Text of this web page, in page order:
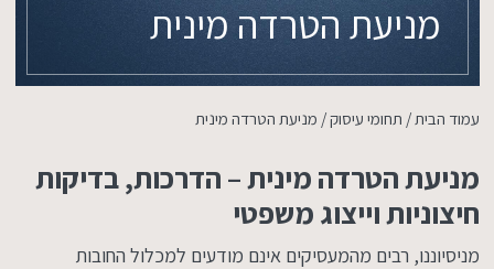
מניעת הטרדה מינית
עמוד הבית / תחומי עיסוק/ מניעת הטרדה מינית
מניעת הטרדה מינית – הדרכות, בדיקות
חיצוניות וייצוג משפטי
מניסיוננו, רבים מהמעסיקים אינם מודעים למכלול החובות